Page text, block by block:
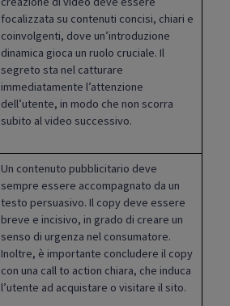
focalizzata su contenuti concisi, chiari e
coinvolgenti, dove un’introduzione
dinamica gioca un ruolo cruciale. Il
segreto sta nel catturare
immediatamente l’attenzione
dell’utente, in modo che non scorra
subito al video successivo.
Un contenuto pubblicitario deve
sempre essere accompagnato da un
testo persuasivo. Il copy deve essere
breve e incisivo, in grado di creare un
senso di urgenza nel consumatore.
Inoltre, è importante concludere il copy
con una call to action chiara, che induca
l’utente ad acquistare o visitare il sito.